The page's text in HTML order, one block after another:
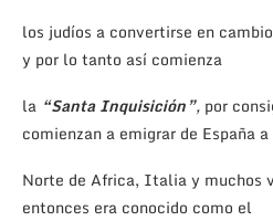
los judíos a convertirse en
y por lo tanto así comienza
la “Santa Inquisición”, por
comienzan a emigrar de España
Norte de Africa, Italia y muchos
entonces era conocido como el